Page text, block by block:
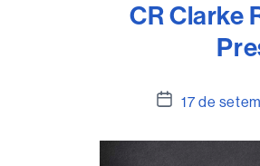
CR Clarke
Data
l'entrada
17 de